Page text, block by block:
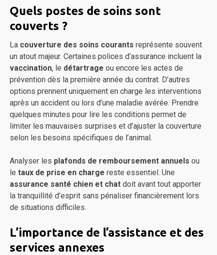
Quels postes de soins sont
couverts ?
La couverture des soins courants représente souvent
un atout majeur. Certaines polices d’assurance incluent la
vaccination, le détartrage ou encore les actes de
prévention dès la première année du contrat. D’autres
options prennent uniquement en charge les interventions
après un accident ou lors d’une maladie avérée. Prendre
quelques minutes pour lire les conditions permet de
limiter les mauvaises surprises et d’ajuster la couverture
selon les besoins spécifiques de l’animal.
Analyser les plafonds de remboursement annuels ou
le taux de prise en charge reste essentiel. Une
assurance santé chien et chat doit avant tout apporter
la tranquillité d’esprit sans pénaliser financièrement lors
de situations difficiles.
L’importance de l’assistance et des
services annexes